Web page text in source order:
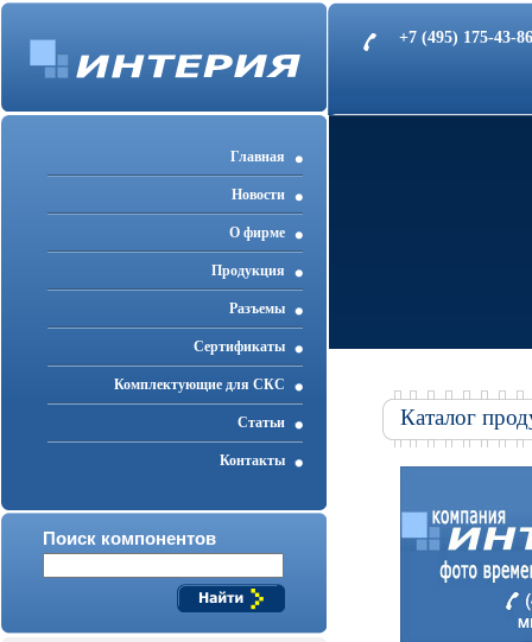
+7 (495) 175-43-
Главная
Новости
О фирме
Продукция
Разъемы
Cертификаты
Комплектующие для СКС
Статьи
Контакты
Поиск компонентов
Каталог